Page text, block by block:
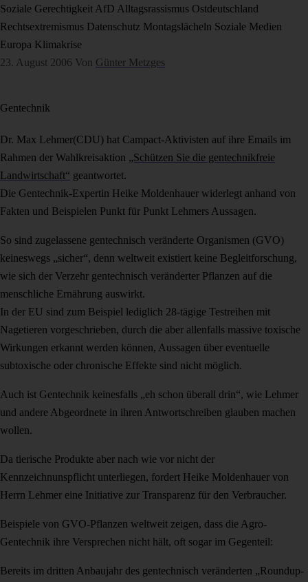
Soziale Gerechtigkeit AfD Alltagsrassismus Ostdeutschland
Rechtsextremismus Datenschutz Montagslächeln Soziale Medien
Europa Klimakrise
23. August 2006 Von Günter Metzges
Gentechnik
Dr. Max Lehmer(CDU) hat Campact-Aktivisten auf ihre Emails im
Rahmen der Wahlkreisaktion „Schützen Sie die gentechnikfreie
Landwirtschaft“ geantwortet.
Die Gentechnik-Expertin Heike Moldenhauer widerlegt anhand von
Fakten und Beispielen Punkt für Punkt Lehmers Aussagen.
So sind zugelassene gentechnisch veränderte Organismen (GVO)
keineswegs „sicher“, denn weltweit existiert keine Begleitforschung,
wie sich der Verzehr gentechnisch veränderter Pflanzen auf die
menschliche Ernährung auswirkt.
In der EU sind zum Beispiel lediglich 28-tägige Testreihen mit
Nagetieren vorgeschrieben, durch die aber allenfalls massive toxische
Wirkungen erkannt werden können, Aussagen über eventuelle
subtoxische oder chronische Effekte sind nicht möglich.
Auch ist Gentechnik keinesfalls „eh schon überall drin“, wie Lehmer
und andere Abgeordnete in ihren Antwortschreiben glauben machen
wollen.
Da tierische Produkte aber nach wie vor nicht der
Kennzeichnunspflicht unterliegen, fordert Heike Moldenhauer von
Herrn Lehmer eine Initiative zur Transparenz für den Verbraucher.
Beispiele von GVO-Pflanzen weltweit zeigen, dass die Agro-
Gentechnik ihre Versprechen nicht hält, oft sogar im Gegenteil:
Bereits im dritten Anbaujahr des gentechnisch veränderten „Roundup-